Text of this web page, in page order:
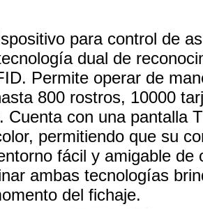
para control de
dual de
Permite operar de
800 rostros, 10000
Cuenta con una pantalla
permitiendo que su
fácil y amigable de
ambas tecnologías
del fichaje.